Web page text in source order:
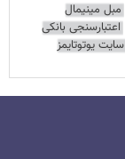
مبل مینیمال
اعتبارسنجی بانکی
سایت یوتوتایمز